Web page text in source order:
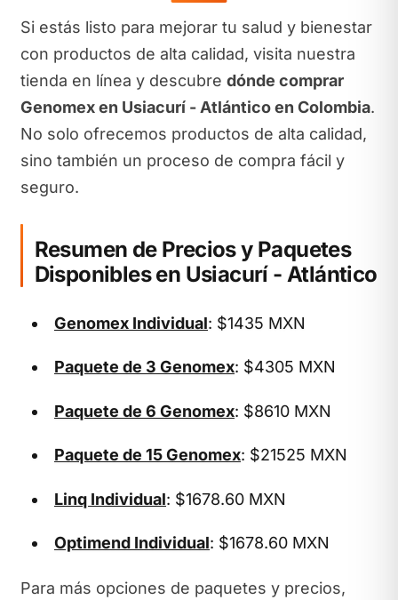
Si estás listo para mejorar tu salud y bienestar
con productos de alta calidad, visita nuestra
tienda en línea y descubre dónde comprar
Genomex en Usiacurí - Atlántico en Colombia.
No solo ofrecemos productos de alta calidad,
sino también un proceso de compra fácil y
seguro.
Resumen de Precios y Paquetes
Disponibles en Usiacurí - Atlántico
Genomex Individual: $1435 MXN
Paquete de 3 Genomex: $4305 MXN
Paquete de 6 Genomex: $8610 MXN
Paquete de 15 Genomex: $21525 MXN
Linq Individual: $1678.60 MXN
Optimend Individual: $1678.60 MXN
Para más opciones de paquetes y precios,